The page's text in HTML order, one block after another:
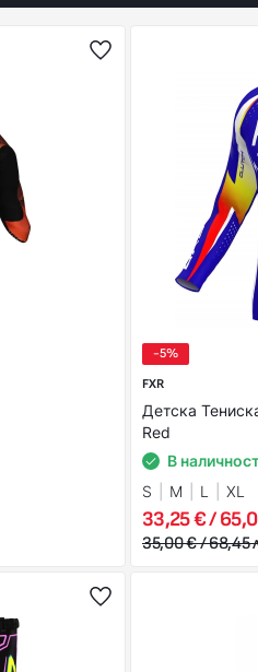
-5%
FXR
Детска
Red
В
S
M L XL
33,25 € /
35,00 € / 68,45